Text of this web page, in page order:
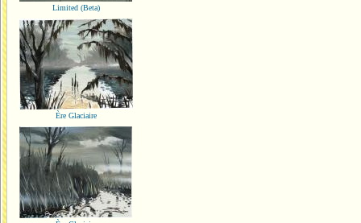
Limited (Beta)
Ère Glaciaire